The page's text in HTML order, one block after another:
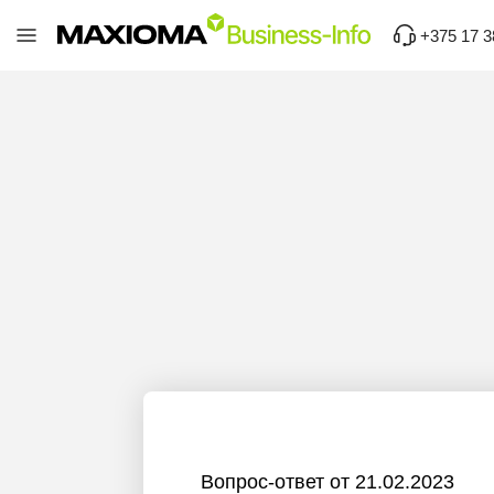
+375 17
Вопрос-ответ от 21.02.2023